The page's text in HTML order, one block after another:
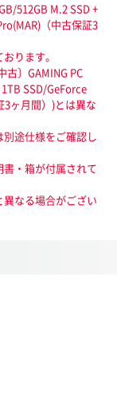
512GB M.2 SSD +
（中古保証3
ります。
〕GAMING PC
SSD/GeForce
3ヶ月間）)とは異な
途仕様をご確認し
・箱が付属されて
なる場合がござい